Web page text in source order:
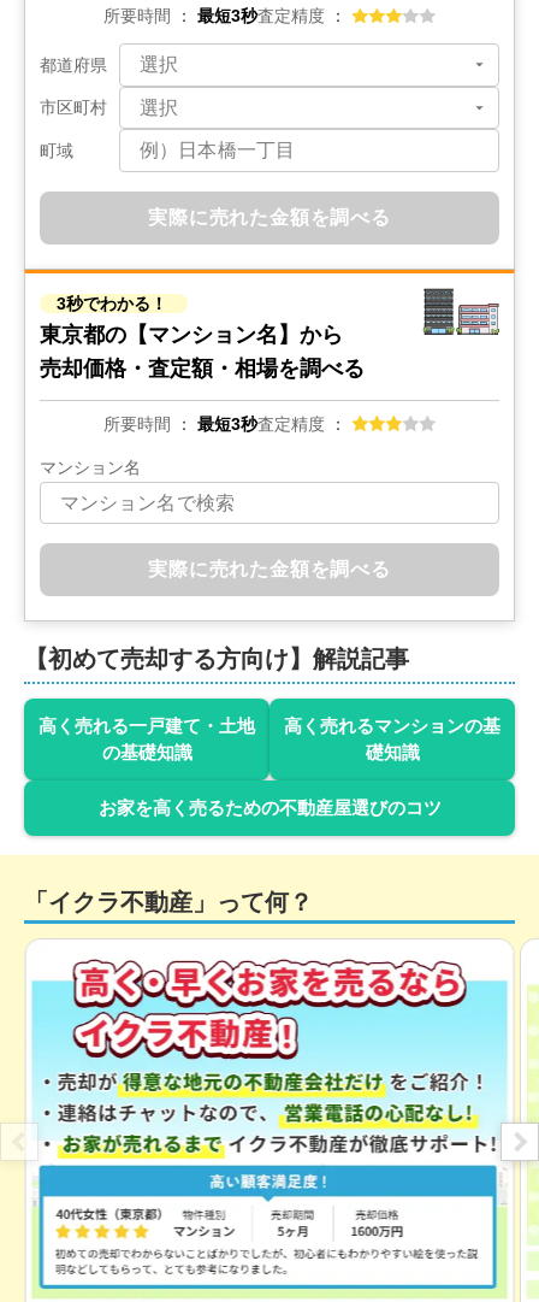
3,700 2019年2月
アンビシャス堀切菖蒲園
専有面積: ㎡
3,300万円 2019年2月
西日暮里フラッツ
階 専有面積:41㎡
1,700万円
階数:4階 専有面積:42㎡
3,900万円
アーバンキャッスル根岸
9階 専有面積:55㎡
4,400万円
階数:13階 専有面積:67㎡
4,800万円 2018年9月
リストレジデンス西日暮里壱番館
階数:5階 専有面積:70㎡
4,700万円 2018年6月
所要時間 最短3秒査定精度
都道府県
市区町村
町域
実際に売れた金額を調べる
3秒でわかる！
東京都の 【マンション名】から
売却価格・査定額・相場を調べる
所要時間 最短3秒査定精度
マンション名
実際に売れた金額を調べる
【初めて売却する方向け】解説記事
高く売れる一戸建て・土地
の基礎知識
高く売れるマンションの基
礎知識
お家を高く売るための不動産屋選びのコツ
「イクラ不動産」って何？